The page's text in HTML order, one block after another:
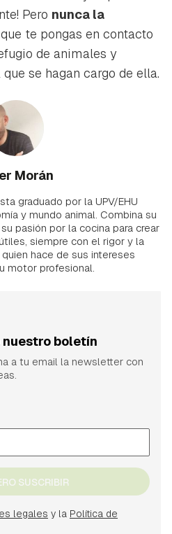
Pero nunca la
te pongas en contacto
de animales y
se hagan cargo de ella.
Morán
graduado por la UPV/EHU
y mundo animal. Combina su
pasión por la cocina para crear
siempre con el rigor y la
hace de sus intereses
motor profesional.
boletín
a tu email la newsletter con
SUSCRIBIR
legales y la Política de